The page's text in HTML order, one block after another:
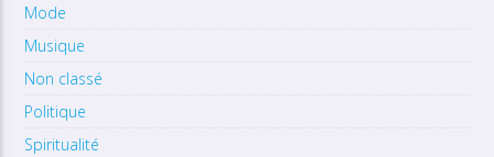
Mode
Musique
Non classé
Politique
Spiritualité